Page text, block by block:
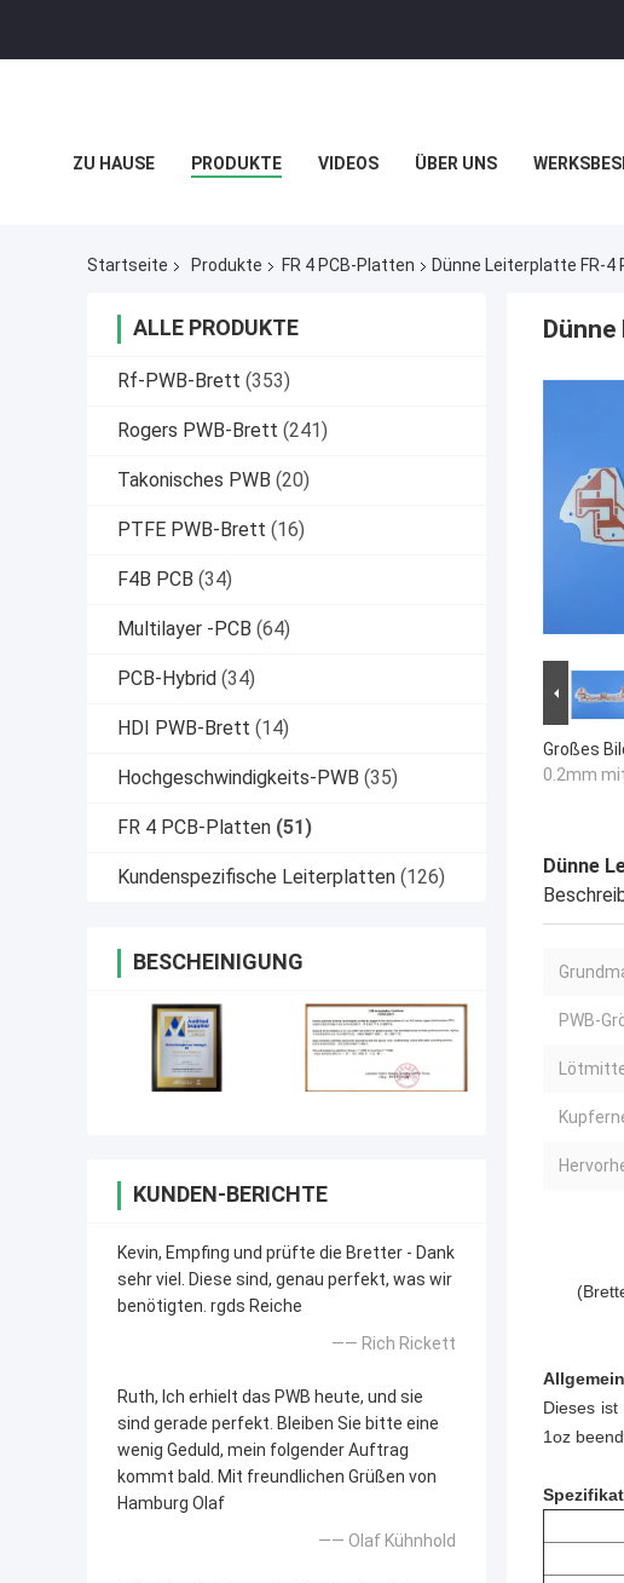
ZU HAUSE PRODUKTE VIDEOS ÜBER UNS
Startseite Produkte FR 4 PCB-Platten Dünne Leiterplatte FR-4
ALLE PRODUKTE
Rf-PWB-Brett (353)
Rogers PWB-Brett (241)
Takonisches PWB (20)
PTFE PWB-Brett (16)
F4B PCB (34)
Multilayer -PCB (64)
PCB-Hybrid (34)
HDI PWB-Brett (14)
Hochgeschwindigkeits-PWB (35)
FR 4 PCB-Platten (51)
Kundenspezifische Leiterplatten (126)
BESCHEINIGUNG
KUNDEN-BERICHTE
Kevin, Empfing und prüfte die Bretter - Dank
sehr viel. Diese sind, genau perfekt, was wir
benötigten. rgds Reiche
—— Rich Rickett
Ruth, Ich erhielt das PWB heute, und sie
sind gerade perfekt. Bleiben Sie bitte eine
wenig Geduld, mein folgender Auftrag
kommt bald. Mit freundlichen Grüßen von
Hamburg Olaf
—— Olaf Kühnhold
Großes
0.2mm
Dünne
PWB-
Dieses
1oz